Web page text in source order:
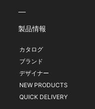
製品情報
カタログ
ブランド
デザイナー
NEW PRODUCTS
QUICK DELIVERY